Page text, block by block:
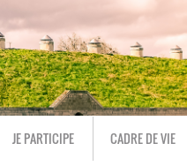
JE PARTICIPE CADRE DE VIE